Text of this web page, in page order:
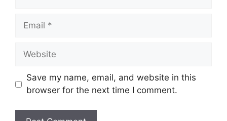
Email
Website
Save my name, email, and website in this
browser for the next time I comment.